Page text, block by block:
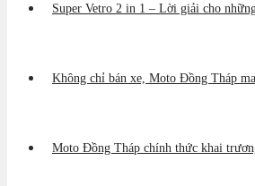
Super Vetro 2 in 1 – Lời giải cho
Không chỉ bán xe, Moto Đồng Tháp
Moto Đồng Tháp chính thức khai